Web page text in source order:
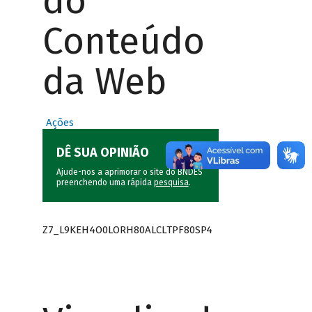
Conteúdo
da Web
Ações
DÊ SUA OPINIÃO
Ajude-nos a aprimorar o site do BNDES
preenchendo uma rápida pesquisa.
Z7_L9KEH4O0LORH80ALCLTPF80SP4